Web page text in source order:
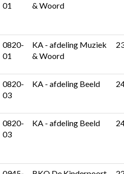
01
& Woord
0820-
01
KA - afdeling Muziek
& Woord
0820-
03
KA - afdeling Beeld
0820-
03
KA - afdeling Beeld